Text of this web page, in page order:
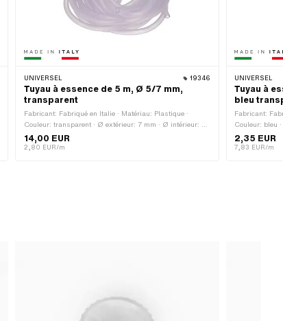
UNIVERSEL 19346
Tuyau à essence de 5 m, Ø 5/7 mm,
transparent
Fabricant: Fabriqué en Italie · Matériau: Plastique ·
Couleur: transparent · Ø extérieur: 7 mm · Ø intérieur: 5
mm · Longueur totale: 5000 mm
14,00 EUR
2,80 EUR/m
UNIVERSEL
Tuyau à
bleu
Fabricant:
Couleur: bleu
Longueur
2,35 EUR
7,83 EUR/m